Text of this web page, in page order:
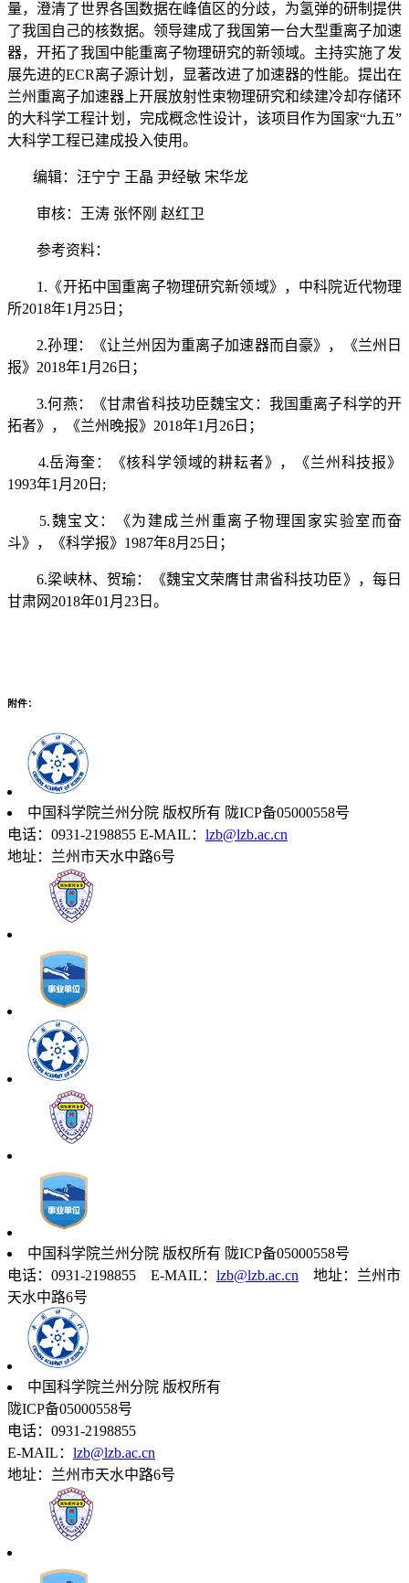
量，澄清了世界各国数据在峰值区的分歧，为氢弹的研制提供
了我国自己的核数据。领导建成了我国第一台大型重离子加速
器，开拓了我国中能重离子物理研究的新领域。主持实施了发
展先进的ECR离子源计划，显著改进了加速器的性能。提出在
兰州重离子加速器上开展放射性束物理研究和续建冷却存储环
的大科学工程计划，完成概念性设计，该项目作为国家“九五”
大科学工程已建成投入使用。
编辑：汪宁宁 王晶 尹经敏 宋华龙
审核：王涛 张怀刚 赵红卫
参考资料：
1. 《开拓中国重离子物理研究新领域》，中科院近代物理
所2018年1 月 25 日；
2.孙理：《让兰州因为重离子加速器而自豪》，《兰州日
报》 2018年1 月 26 日；
3.何燕：《甘肃省科技功臣魏宝文：我国重离子科学的开
拓者》，《兰州晚报》 2018年1 月 26 日；
4.岳海奎：《核科学领域的耕耘者》，《兰州科技报》
1993年1 月 20 日 ;
5.魏宝文：《为建成兰州重离子物理国家实验室而奋
斗》，《科学报》 1987年8月 25 日；
6.梁峡林、贺瑜：《魏宝文荣膺甘肃省科技功臣》，每日
甘肃网 2018年01 月 23 日。
附件：
中国科学院兰州分院 版权所有 陇ICP备05000558号
电话：0931-2198855 E-MAIL： lzb@lzb.ac.cn
地址：兰州市天水中路6号
中国科学院兰州分院 版权所有 陇ICP备05000558号
电话：0931-2198855 E-MAIL： lzb@lzb.ac.cn 地址：兰州市
天水中路6号
中国科学院兰州分院 版权所有
陇ICP备05000558号
电话：0931-2198855
E-MAIL： lzb@lzb.ac.cn
地址：兰州市天水中路6号